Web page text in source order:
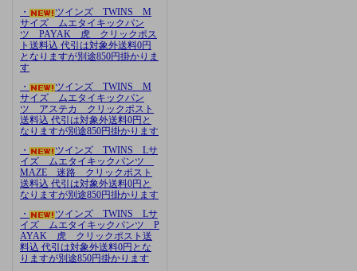
・
ツインズ TWINS M
サイズ ムエタイキックパン
ツ PAYAK 虎 クリックポス
ト送料込 代引は対象外送料0円
となりますが別途850円掛かりま
す
・
ツインズ TWINS M
サイズ ムエタイキックパン
ツ アステカ クリックポスト
送料込 代引は対象外送料0円と
なりますが別途850円掛かります
・
ツインズ TWINS Lサ
イズ ムエタイキックパンツ
MAZE 迷路 クリックポスト
送料込 代引は対象外送料0円と
なりますが別途850円掛かります
・
ツインズ TWINS Lサ
イズ ムエタイキックパンツ P
AYAK 虎 クリックポスト送
料込 代引は対象外送料0円とな
りますが別途850円掛かります